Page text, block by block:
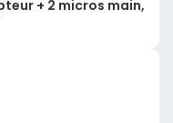
+ 2 micros main,